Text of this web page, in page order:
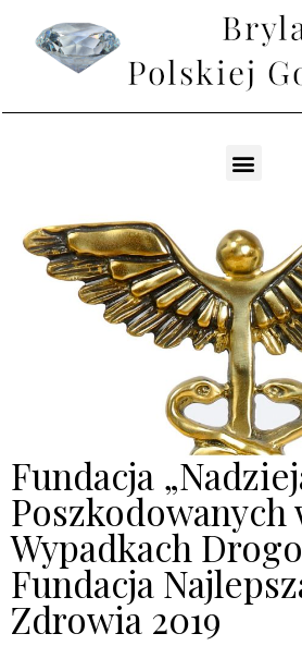
Fundacja
Poszkodowanych
Wypadkach
Fundacja
Zdrowia 2019